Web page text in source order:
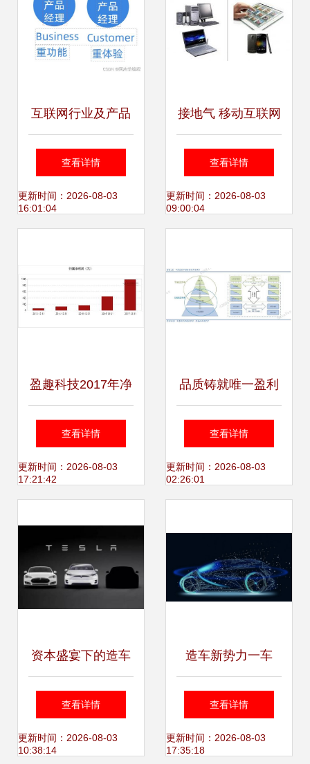
互联网行业及产品
经理分类 助力盈造
互联的全景解读
查看详情
更新时间：2026-08-03
16:01:04
接地气 移动互联网
产品的生存之道
查看详情
更新时间：2026-08-03
09:00:04
盈趣科技2017年净
利润9.84亿元，同
比增长120.86% 盈
造新篇章
查看详情
更新时间：2026-08-03
17:21:42
品质铸就唯一盈利
传奇 这家航空公司
如何以高品质构筑
生态
查看详情
更新时间：2026-08-03
02:26:01
资本盛宴下的造车
迷局 当互联网巨头
集体押注“盈造互
查看详情
更新时间：2026-08-03
10:38:14
造车新势力一车
难“求”！当年的
PPT与如今
查看详情
更新时间：2026-08-03
17:35:18